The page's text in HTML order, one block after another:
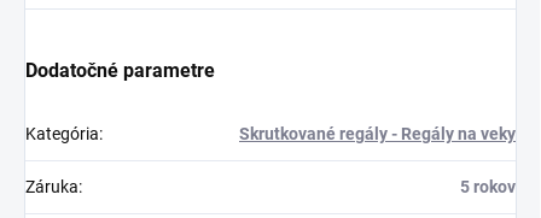
Dodatočné parametre
Kategória: Skrutkované regály - Regály na veky
Záruka: 5 rokov